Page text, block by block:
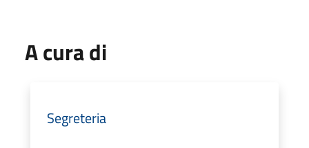
A cura di
Segreteria